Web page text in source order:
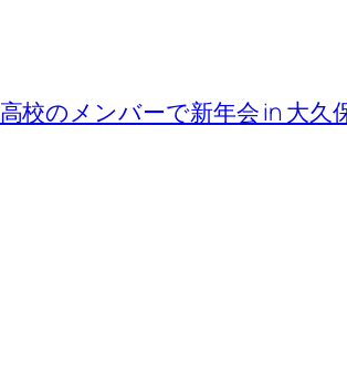
高校のメンバーで新年会 in 大久